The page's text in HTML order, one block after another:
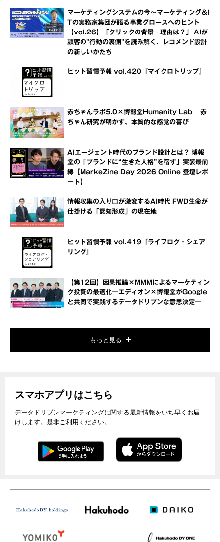
マーケティングシステムの今～マーケティング＆I
Tの実務家集団が語る事業グロースへのヒント
【vol.26】「クリックの背景・理由は？」 AIが
顧客の"行動の裏側"を読み解く、レコメンド設計
の新しいかたち
ヒット習慣予報 vol.420『マイクロトリップ』
赤ちゃんラボ5.0×博報堂Humanity Lab 赤
ちゃん研究が明かす、本質的な感覚の喜び
AIエージェント時代のブランド設計とは？ 博報
堂の「ブランドに“生きた人格”を宿す」実装最前
線【MarkeZine Day 2026 Online 登壇レポ
ート】
情報収集の入り口が激変するAI時代 FWD生命が
仕掛ける「認知形成」の現在地
ヒット習慣予報 vol.419『ライフログ・シェア
リング』
【第12回】因果推論×MMMによるマーケティン
グ投資の最適化―エディオン×博報堂がGoogle
と共同で実践するデータドリブンな意思決定―
もっと見る
スマホアプリはこちら
データドリブンマーケティングに関する最新情報をいち早くお届
けします。是非ご利用ください。